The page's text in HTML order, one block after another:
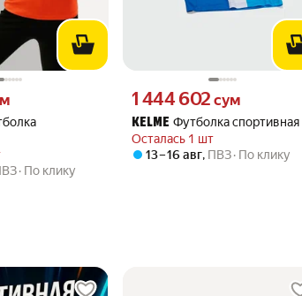
По клику
KELME Футболка спортивная
Осталась 1 шт
Цена 1444602 сум вместо
1 444 602 сум
13 – 16 авг, ПВЗ По клику